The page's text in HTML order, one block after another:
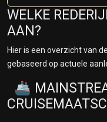
WELKE
AAN?
Hier is een overzicht van
gebaseerd op actuele
🚢